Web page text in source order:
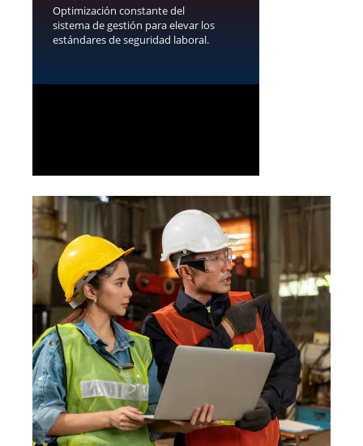
Optimización constante del
sistema de gestión para elevar los
estándares de seguridad laboral.